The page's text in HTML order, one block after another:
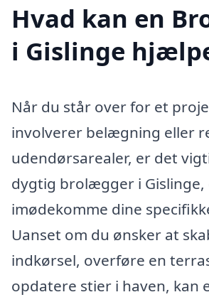
Hvad kan en
i Gislinge
Når du står over for et
involverer belægning eller
udendørsarealer, er det
dygtig brolægger i Gislinge,
imødekomme dine
Uanset om du ønsker at
indkørsel, overføre en
opdatere stier i haven, kan